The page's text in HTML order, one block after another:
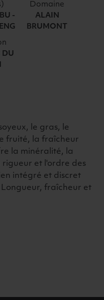
-
Domaine
ALAIN
BRUMONT
DU
le gras, le
fruité, la fraîcheur
la minéralité, la
rigueur et l'ordre des
intégré et discret
fraîcheur et